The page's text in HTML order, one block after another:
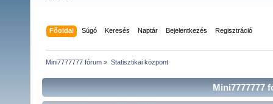
Főoldal Súgó Keresés Naptár Bejelentkezés Regisztráció
Mini7777777 fórum » Statisztikai központ
Mini7777777